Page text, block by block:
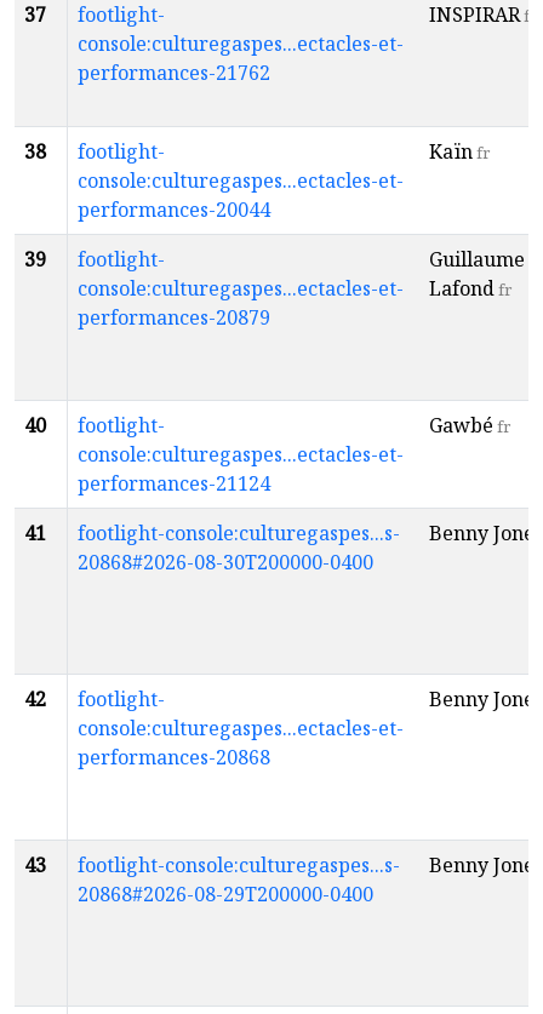
37
footlight-
console:culturegaspes...ectacles-et-
performances-21762
INSPIRARfr
38
footlight-
console:culturegaspes...ectacles-et-
performances-20044
Kaïnfr
39
footlight-
console:culturegaspes...ectacles-et-
performances-20879
Guillaume
Lafondfr
40
footlight-
console:culturegaspes...ectacles-et-
performances-21124
Gawbé fr
41
footlight-console:culturegaspes...s-
20868#2026-08-30T200000-0400
Benny Jones
42
footlight-
console:culturegaspes...ectacles-et-
performances-20868
Benny Jones
43
footlight-console:culturegaspes...s-
20868#2026-08-29T200000-0400
Benny Jones